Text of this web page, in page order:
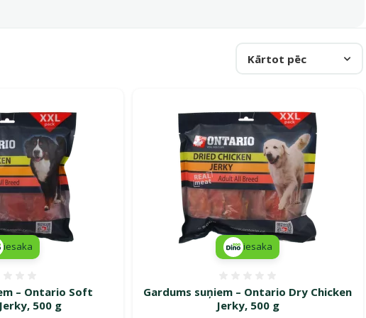
Kārtot pēc
– Ontario Soft
500 g
iesaka
Gardums suņiem – Ontario Dry Chicken
Jerky, 500 g
iesaka